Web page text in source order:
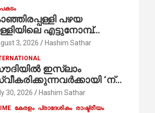
പഴയ
എട്ടുനോമ്പ്
ഭാഗമായുള്ള
പ്രീസ്റ്റ് വെരി. റവ.ഫാ.
താമരശ്ശേരി
3, 2026 Hashim Sathar
ഇസ്‌ലാം
‘ന്യൂ
ഡിജിറ്റല്‍ കാര്‍ഡ്
ആരംഭിച്ചു
30, 2026 Hashim Sathar
കേരളം പ്രാദേശികം രാഷ്ട്രീയം